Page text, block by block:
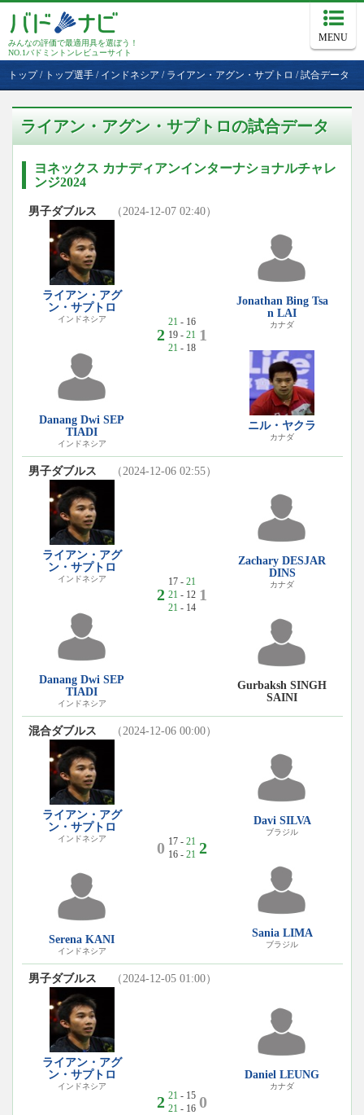
みんなの評価で最適用具を選ぼう！
NO.1バドミントンレビューサイト
MENU
トップ/ トップ選手 / インドネシア / ライアン・アグン・サプトロ /試合データ
ライアン・アグン・サプトロの試合データ
ヨネックス カナディアンインターナショナルチャレ
ンジ2024
男子ダブルス （2024-12-07 02:40）
ライアン・アグ
ン・サプトロ
インドネシア
Danang Dwi SEP
TIADI
インドネシア
2
21 - 16
19 - 21
21 - 18
1
Jonathan Bing Tsa
n LAI
カナダ
ニル・ヤクラ
カナダ
男子ダブルス （2024-12-06 02:55）
ライアン・アグ
ン・サプトロ
インドネシア
Danang Dwi SEP
TIADI
インドネシア
2
17 - 21
21 - 12
21 - 14
1
Zachary DESJAR
DINS
カナダ
Gurbaksh SINGH
SAINI
混合ダブルス （2024-12-06 00:00）
ライアン・アグ
ン・サプトロ
インドネシア
Serena KANI
インドネシア
0 17 - 21
16 - 21 2
Davi SILVA
ブラジル
Sania LIMA
ブラジル
男子ダブルス （2024-12-05 01:00）
ライアン・アグ
ン・サプトロ
インドネシア
2 21 - 15
21 - 16 0
Daniel LEUNG
カナダ